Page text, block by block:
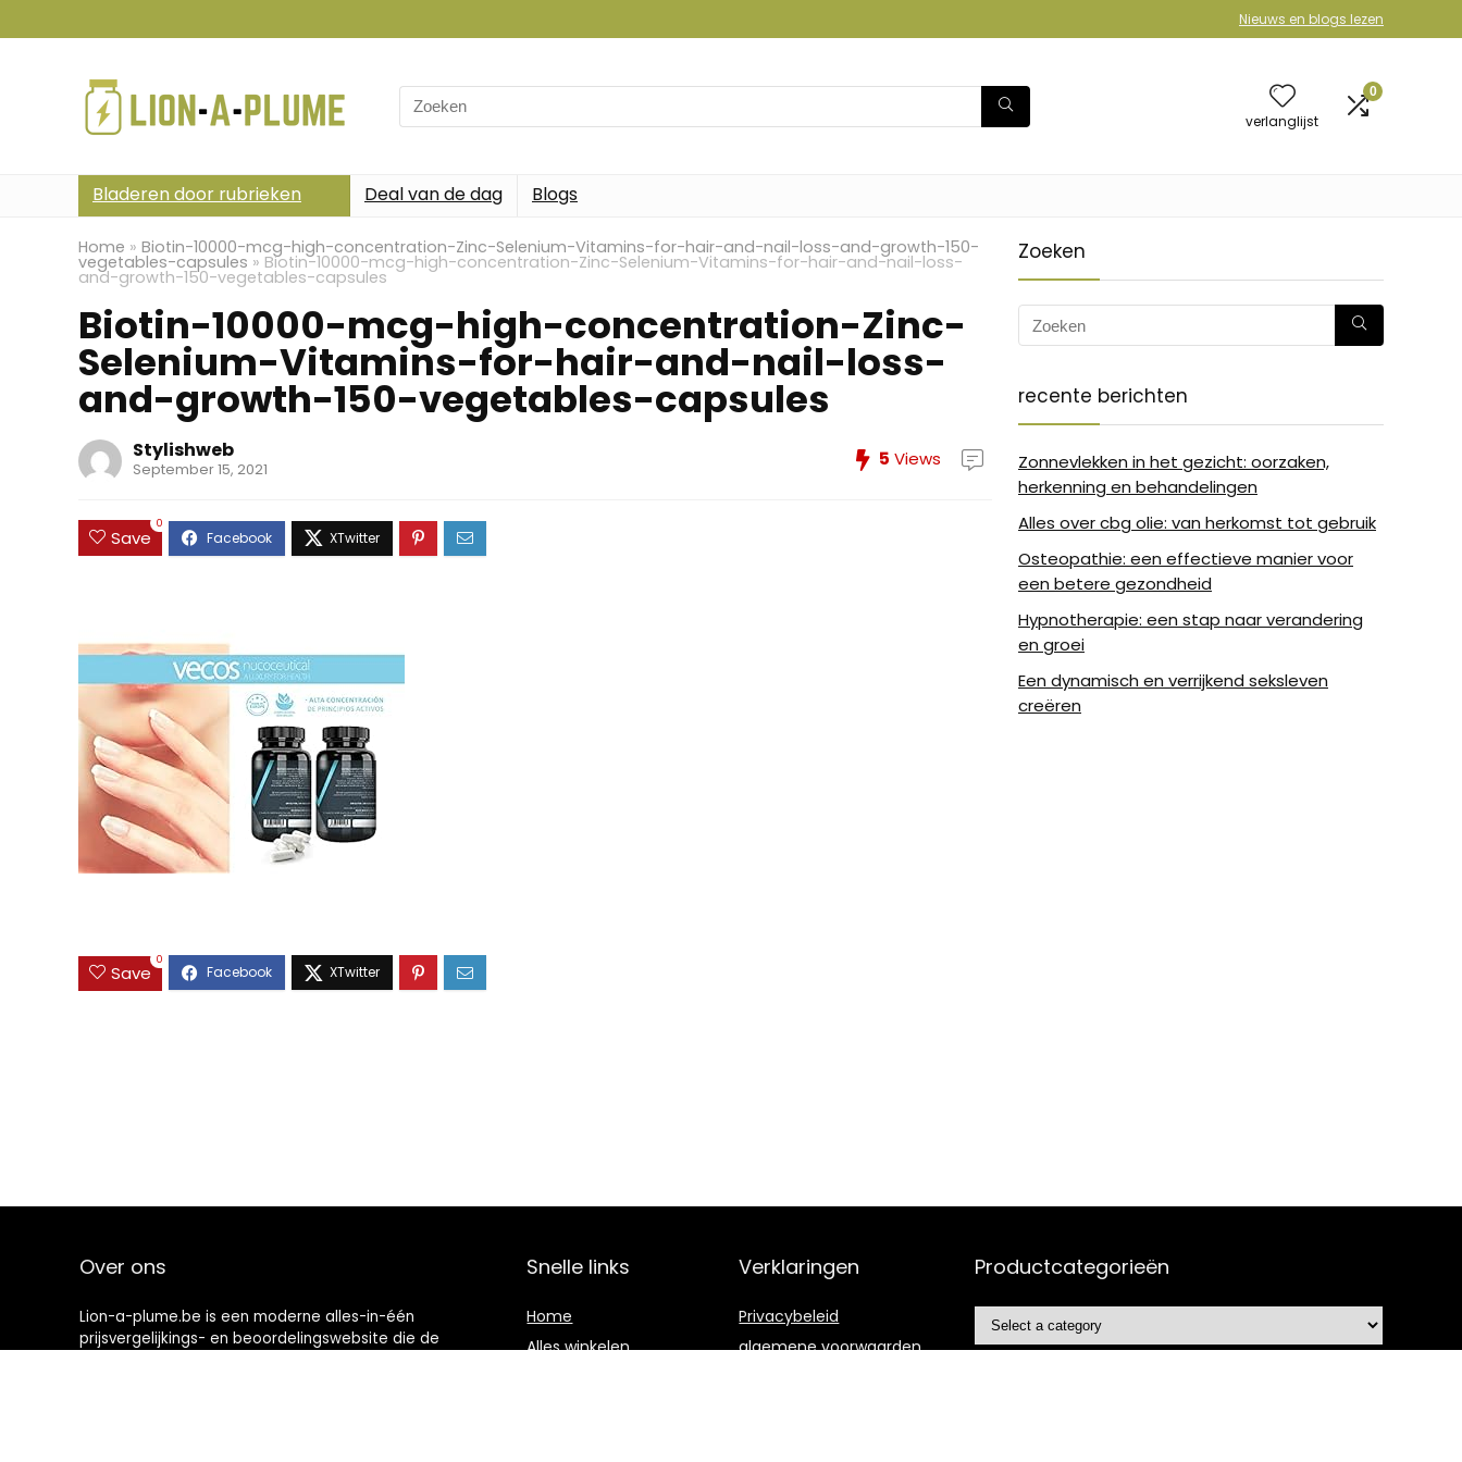
Nieuws en blogs lezen
Search
for:
verlanglijst
0
Bladeren door rubrieken Deal van de dag Blogs
Home » Biotin-10000-mcg-high-concentration-Zinc-Selenium-Vitamins-for-hair-and-nail-loss-and-growth-150-
vegetables-capsules » Biotin-10000-mcg-high-concentration-Zinc-Selenium-Vitamins-for-hair-and-nail-loss-
and-growth-150-vegetables-capsules
Biotin-10000-mcg-high-concentration-Zinc-
Selenium-Vitamins-for-hair-and-nail-loss-
and-growth-150-vegetables-capsules
Stylishweb
September 15, 2021 5 Views
Save
0
Save
0
Zoeken
recente berichten
Zonnevlekken in het gezicht: oorzaken,
herkenning en behandelingen
Alles over cbg olie: van herkomst tot gebruik
Osteopathie: een effectieve manier voor
een betere gezondheid
Hypnotherapie: een stap naar verandering
en groei
Een dynamisch en verrijkend seksleven
creëren
Over ons
Lion-a-plume.be is een moderne alles-in-één
prijsvergelijkings- en beoordelingswebsite die de
Snelle links
Home
Alles winkelen
Verklaringen
Privacybeleid
algemene voorwaarden
Productcategorieën